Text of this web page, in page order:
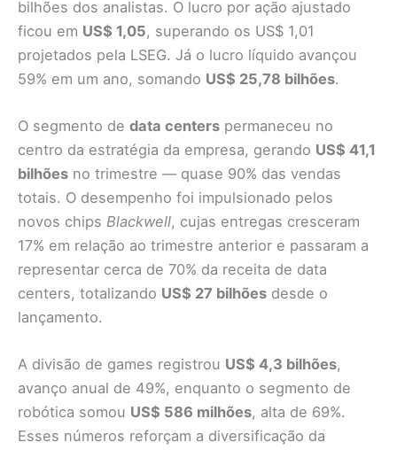
bilhões dos analistas. O lucro por ação ajustado
ficou em US$ 1,05, superando os US$ 1,01
projetados pela LSEG. Já o lucro líquido avançou
59% em um ano, somando US$ 25,78 bilhões.
O segmento de data centers permaneceu no
centro da estratégia da empresa, gerando US$ 41,1
bilhões no trimestre — quase 90% das vendas
totais. O desempenho foi impulsionado pelos
novos chips Blackwell, cujas entregas cresceram
17% em relação ao trimestre anterior e passaram a
representar cerca de 70% da receita de data
centers, totalizando US$ 27 bilhões desde o
lançamento.
A divisão de games registrou US$ 4,3 bilhões,
avanço anual de 49%, enquanto o segmento de
robótica somou US$ 586 milhões, alta de 69%.
Esses números reforçam a diversificação da